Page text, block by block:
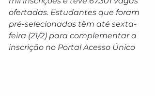
ofertadas. Estudantes que foram
pré-selecionados têm até sexta-
feira (21/2) para complementar a
inscrição no Portal Acesso Único